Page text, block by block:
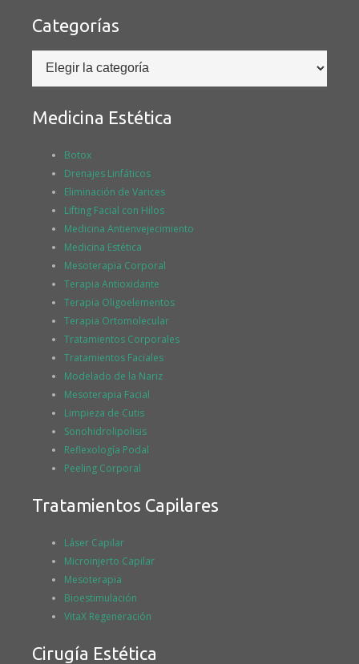
Categorías
Categorías
Medicina Estética
Botox
Drenajes Linfáticos
Eliminación de Varices
Lifting Facial con Hilos
Medicina Antienvejecimiento
Medicina Estética
Mesoterapia Corporal
Terapia Antioxidante
Terapia Oligoelementos
Terapia Ortomolecular
Tratamientos Corporales
Tratamientos Faciales
Modelado de la Nariz
Mesoterapia Facial
Limpieza de Cutis
Sonohidrolipolisis
Reflexología Podal
Peeling Corporal
Tratamientos Capilares
Láser Capilar
Microinjerto Capilar
Mesoterapia
Bioestimulación
VitaX Regeneración
Cirugía Estética